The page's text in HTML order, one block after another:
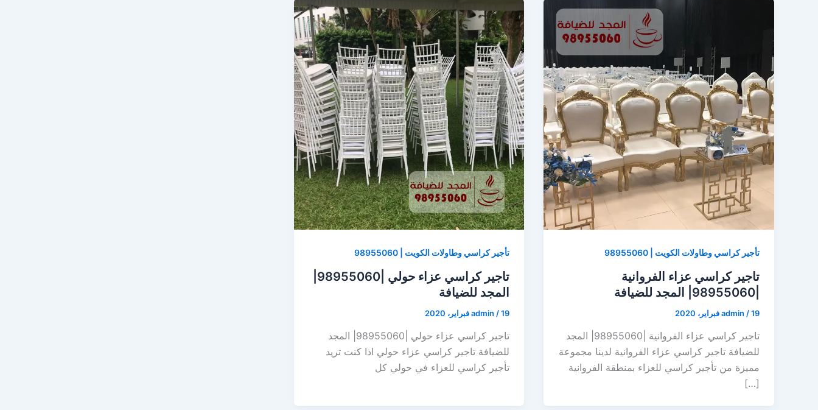
تأجير كراسي وطاولات الكويت | 98955060
تاجير كراسي عزاء الفروانية
admin /19 فبراير، 2020
تاجير كراسي عزاء الفروانية |98955060| المجد
للضيافة تاجير كراسي عزاء الفروانية لدينا مجموعة
مميزة من تأجير كراسي للعزاء بمنطقة الفروانية
[…]
تأجير كراسي وطاولات الكويت | 98955060
المجد للضيافة
admin /19 فبراير، 2020
تاجير كراسي عزاء حولي |98955060| المجد
للضيافة تاجير كراسي عزاء حولي اذا كنت تريد
تأجير كراسي للعزاء في حولي كل